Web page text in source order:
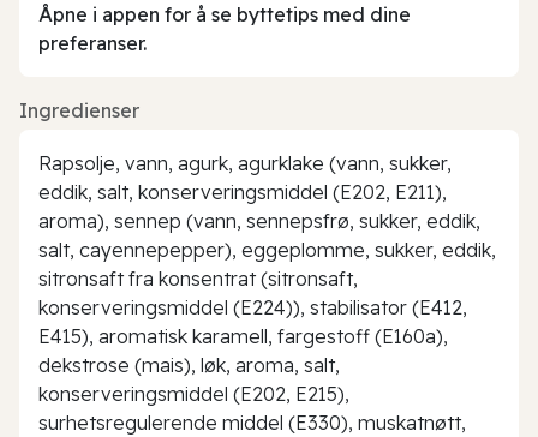
Åpne i appen for å se byttetips med dine
preferanser.
Ingredienser
Rapsolje, vann, agurk, agurklake (vann, sukker,
eddik, salt, konserveringsmiddel (E202, E211),
aroma), sennep (vann, sennepsfrø, sukker, eddik,
salt, cayennepepper), eggeplomme, sukker, eddik,
sitronsaft fra konsentrat (sitronsaft,
konserveringsmiddel (E224)), stabilisator (E412,
E415), aromatisk karamell, fargestoff (E160a),
dekstrose (mais), løk, aroma, salt,
konserveringsmiddel (E202, E215),
surhetsregulerende middel (E330), muskatnøtt,